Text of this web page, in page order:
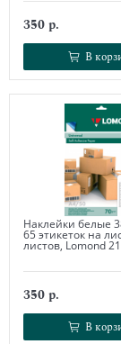
350 р.
В
В
Наклейки белые
65 этикеток на
листов, Lomond
350 р.
В
В